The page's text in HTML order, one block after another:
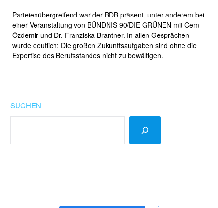
Parteienübergreifend war der BDB präsent, unter anderem bei
einer Veranstaltung von BÜNDNIS 90/DIE GRÜNEN mit Cem
Özdemir und Dr. Franziska Brantner. In allen Gesprächen
wurde deutlich: Die großen Zukunftsaufgaben sind ohne die
Expertise des Berufsstandes nicht zu bewältigen.
SUCHEN